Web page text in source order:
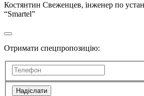
Костянтин Свеженцев, інженер по
“Smartel”
Отримати спецпропозицію:
Надіслати